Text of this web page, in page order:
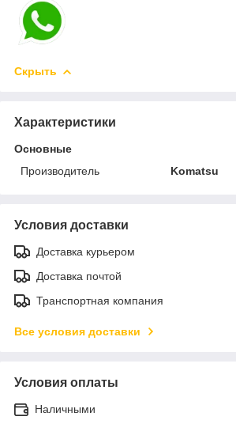
Скрыть
Характеристики
Основные
Производитель
Komatsu
Условия доставки
Доставка курьером
Доставка почтой
Транспортная компания
Все условия доставки
Условия оплаты
Наличными